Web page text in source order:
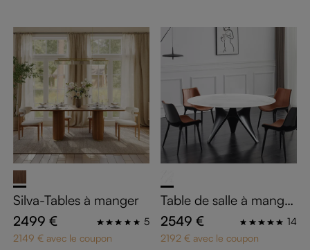
Silva-Tables à manger
2499 €
5
2149 € avec le coupon
Table de salle à manger
ronde blanche modern
e
2549 €
14
2192 € avec le coupon